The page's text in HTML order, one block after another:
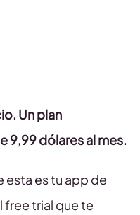
Un plan
9,99 dólares al mes.
esta es tu app de
free trial que te